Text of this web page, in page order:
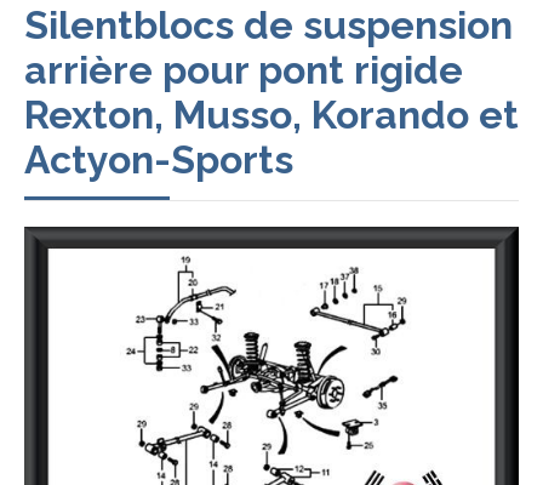
Silentblocs de suspension
arrière pour pont rigide
Rexton, Musso, Korando et
Actyon-Sports